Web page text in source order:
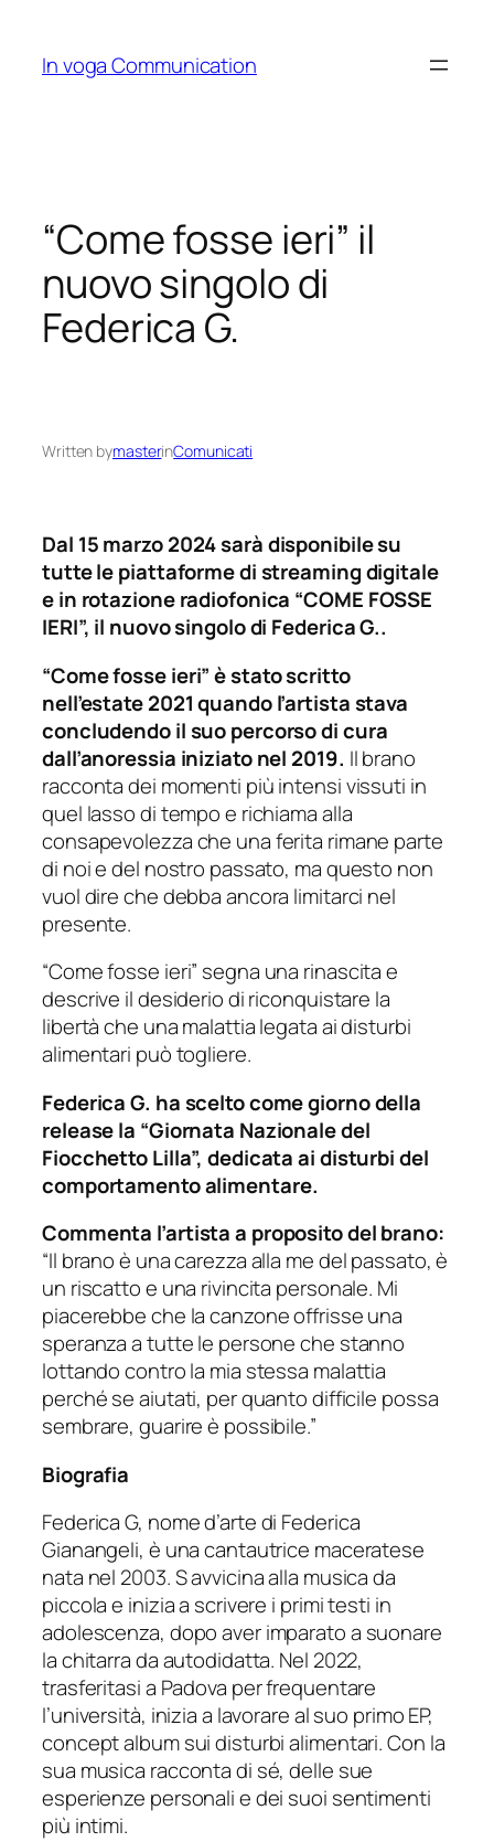
content
In voga Communication
“Come fosse ieri” il
nuovo singolo di
Federica G.
Written bymasterinComunicati
Dal 15 marzo 2024 sarà disponibile su
tutte le piattaforme di streaming digitale
e in rotazione radiofonica “COME FOSSE
IERI”, il nuovo singolo di Federica G..
“Come fosse ieri” è stato scritto
nell’estate 2021 quando l’artista stava
concludendo il suo percorso di cura
dall’anoressia iniziato nel 2019. Il brano
racconta dei momenti più intensi vissuti in
quel lasso di tempo e richiama alla
consapevolezza che una ferita rimane parte
di noi e del nostro passato, ma questo non
vuol dire che debba ancora limitarci nel
presente.
“Come fosse ieri” segna una rinascita e
descrive il desiderio di riconquistare la
libertà che una malattia legata ai disturbi
alimentari può togliere.
Federica G. ha scelto come giorno della
release la “Giornata Nazionale del
Fiocchetto Lilla”, dedicata ai disturbi del
comportamento alimentare.
Commenta l’artista a proposito del brano:
“Il brano è una carezza alla me del passato, è
un riscatto e una rivincita personale. Mi
piacerebbe che la canzone offrisse una
speranza a tutte le persone che stanno
lottando contro la mia stessa malattia
perché se aiutati, per quanto difficile possa
sembrare, guarire è possibile.”
Biografia
Federica G, nome d’arte di Federica
Gianangeli, è una cantautrice maceratese
nata nel 2003. S avvicina alla musica da
piccola e inizia a scrivere i primi testi in
adolescenza, dopo aver imparato a suonare
la chitarra da autodidatta. Nel 2022,
trasferitasi a Padova per frequentare
l’università, inizia a lavorare al suo primo EP,
concept album sui disturbi alimentari. Con la
sua musica racconta di sé, delle sue
esperienze personali e dei suoi sentimenti
più intimi.